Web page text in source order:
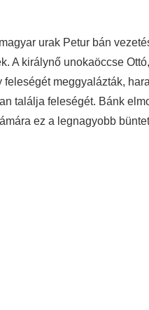
urak Petur bán
A királynő unokaöccse
meggyalázták,
találja feleségét. Bánk
ez a legnagyobb